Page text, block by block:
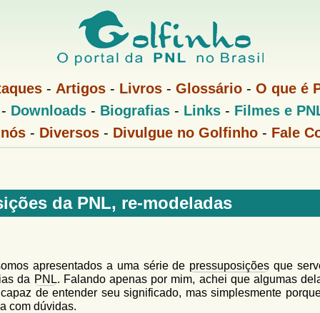
Pular
para
o
principal
- Artigos - Livros - Glossário - O que é
Downloads- Biografias- Links- Filmes e
- Diversos- Divulgue no Golfinho- Fale
da PNL, re-modeladas
apresentados a uma série de pressuposições que
da PNL. Falando apenas por mim, achei que algumas
de entender seu significado, mas simplesmente
com dúvidas.